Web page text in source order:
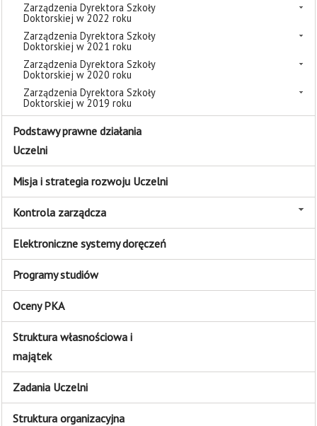
Zarządzenia Dyrektora Szkoły
Doktorskiej w 2022 roku
Zarządzenia Dyrektora Szkoły
Doktorskiej w 2021 roku
Zarządzenia Dyrektora Szkoły
Doktorskiej w 2020 roku
Zarządzenia Dyrektora Szkoły
Doktorskiej w 2019 roku
Podstawy prawne działania
Uczelni
Misja i strategia rozwoju Uczelni
Kontrola zarządcza
Elektroniczne systemy doręczeń
Programy studiów
Oceny PKA
Struktura własnościowa i
majątek
Zadania Uczelni
Struktura organizacyjna